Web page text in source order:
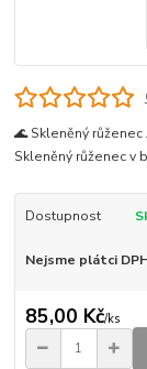
🌊 Skleněný
Skleněný růženec v
Dostupnost
Nejsme plátci
85,00 Kč/ks